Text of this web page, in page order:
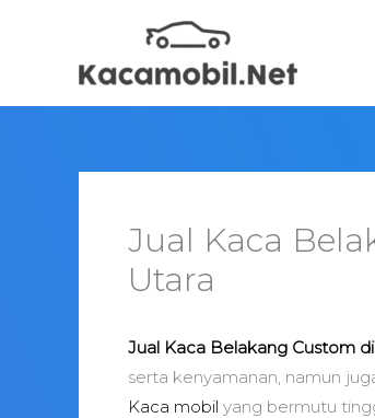
Jual Kaca
Utara
Jual Kaca Belakang Custom
serta kenyamanan, namun
Kaca mobil yang bermutu